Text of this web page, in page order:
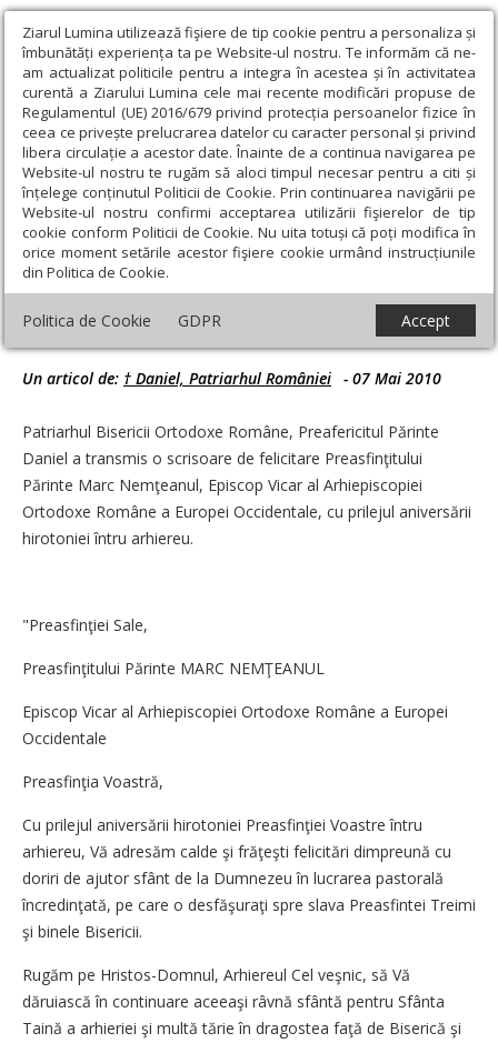
Ziarul Lumina utilizează fişiere de tip cookie pentru a personaliza și
îmbunătăți experiența ta pe Website-ul nostru. Te informăm că ne-
am actualizat politicile pentru a integra în acestea și în activitatea
curentă a Ziarului Lumina cele mai recente modificări propuse de
Regulamentul (UE) 2016/679 privind protecția persoanelor fizice în
ceea ce privește prelucrarea datelor cu caracter personal și privind
libera circulație a acestor date. Înainte de a continua navigarea pe
Website-ul nostru te rugăm să aloci timpul necesar pentru a citi și
înțelege conținutul Politicii de Cookie. Prin continuarea navigării pe
Website-ul nostru confirmi acceptarea utilizării fişierelor de tip
cookie conform Politicii de Cookie. Nu uita totuși că poți modifica în
orice moment setările acestor fişiere cookie urmând instrucțiunile
din Politica de Cookie.
Politica de Cookie GDPR Accept
Ziarul Lumina › Actualitate religioasă › Mesaje și cuvântări ›
Scrisoare de felicitare a Patriarhului României către Preasfinţirul
Marc Nemţeanul
Scrisoare de felicitare a Patriarhului
României către Preasfinţirul Marc
Nemţeanul
Un articol de: † Daniel, Patriarhul României - 07 Mai 2010
Patriarhul Bisericii Ortodoxe Române, Preafericitul Părinte
Daniel a transmis o scrisoare de felicitare Preasfinţitului
Părinte Marc Nemţeanul, Episcop Vicar al Arhiepiscopiei
Ortodoxe Române a Europei Occidentale, cu prilejul aniversării
hirotoniei întru arhiereu.
"Preasfinţiei Sale,
Preasfinţitului Părinte MARC NEMŢEANUL
Episcop Vicar al Arhiepiscopiei Ortodoxe Române a Europei
Occidentale
Preasfinţia Voastră,
Cu prilejul aniversării hirotoniei Preasfinţiei Voastre întru
arhiereu, Vă adresăm calde şi frăţeşti felicitări dimpreună cu
doriri de ajutor sfânt de la Dumnezeu în lucrarea pastorală
încredinţată, pe care o desfăşuraţi spre slava Preasfintei Treimi
şi binele Bisericii.
Rugăm pe Hristos-Domnul, Arhiereul Cel veşnic, să Vă
dăruiască în continuare aceeaşi râvnă sfântă pentru Sfânta
Taină a arhieriei şi multă tărie în dragostea faţă de Biserică şi